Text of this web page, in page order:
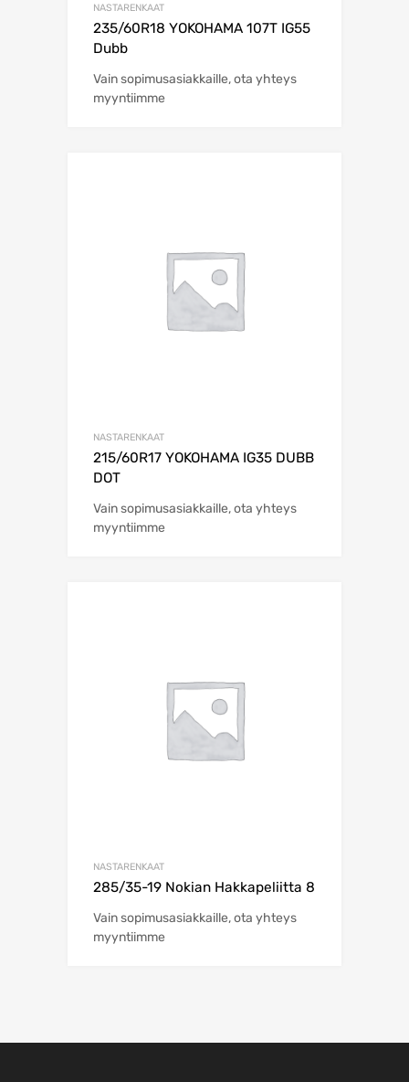
NASTARENKAAT
235/60R18 YOKOHAMA 107T IG55
Dubb
Vain sopimusasiakkaille, ota yhteys
myyntiimme
NASTARENKAAT
215/60R17 YOKOHAMA IG35 DUBB
DOT
Vain sopimusasiakkaille, ota yhteys
myyntiimme
NASTARENKAAT
285/35-19 Nokian Hakkapeliitta 8
Vain sopimusasiakkaille, ota yhteys
myyntiimme